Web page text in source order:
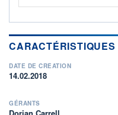
3/7
CARACTÉRISTIQUES
DATE DE CRÉATION
14.02.2018
GÉRANTS